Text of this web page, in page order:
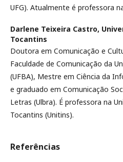
UFG). Atualmente é professora
Darlene Teixeira Castro,
Tocantins
Doutora em Comunicação e
Faculdade de Comunicação da
(UFBA), Mestre em Ciência da
e graduado em Comunicação
Letras (Ulbra). É professora na
Tocantins (Unitins).
Referências